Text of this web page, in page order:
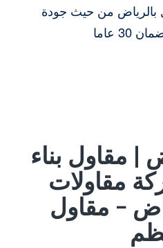
بالرياض من حيث جودة
| مقاول بناء
مقاولات
– مقاول